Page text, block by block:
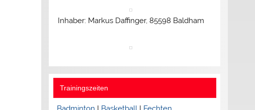
Inhaber: Markus Daffinger, 85598 Baldham
Trainingszeiten